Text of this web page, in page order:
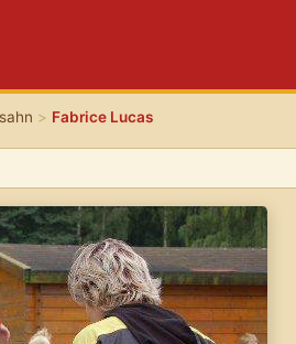
> Fabrice Lucas